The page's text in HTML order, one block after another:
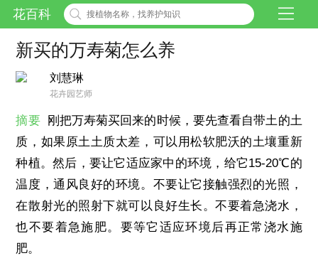
花百科
新买的万寿菊怎么养
刘慧琳
花卉园艺师
摘要
刚把万寿菊买回来的时候，要先查看自带土的土
质，如果原土土质太差，可以用松软肥沃的土壤重新
种植。然后，要让它适应家中的环境，给它15-20℃的
温度，通风良好的环境。不要让它接触强烈的光照，
在散射光的照射下就可以良好生长。不要着急浇水，
也不要着急施肥。要等它适应环境后再正常浇水施
肥。